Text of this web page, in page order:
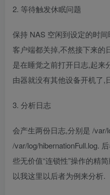
2. 等待触发休眠问题
保持 NAS 空闲到设定的时
客户端都关掉,不然接下来的
是在睡觉之前打开日志,起来
由器就没有其他设备开机了,
3. 分析日志
会产生两份日志,分别是 /var/
/var/log/hibernationFull.log.
些无价值“连锁性”操作的精
以我这里以后者为例来分析.